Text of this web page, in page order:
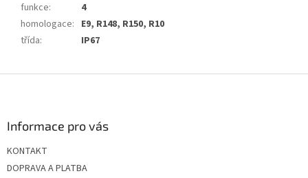
funkce:
4
homologace: E9, R148, R150, R10
třída: IP67
Informace pro vás
KONTAKT
DOPRAVA A PLATBA